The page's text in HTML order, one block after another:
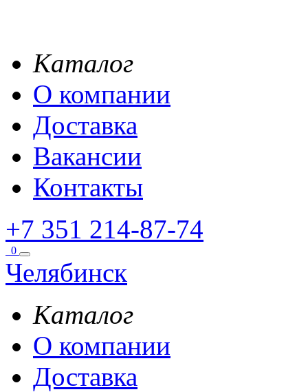
Каталог
О компании
Доставка
Вакансии
Контакты
+7 351 214-87-74
0
Челябинск
Каталог
О компании
Доставка